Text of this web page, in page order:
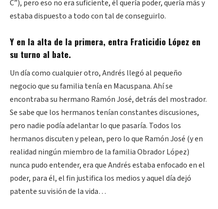
C”), pero eso no era suficiente, él quería poder, quería más y
estaba dispuesto a todo con tal de conseguirlo.
Y en la alta de la primera, entra Fraticidio López en
su turno al bate.
Un día como cualquier otro, Andrés llegó al pequeño
negocio que su familia tenía en Macuspana. Ahí se
encontraba su hermano Ramón José, detrás del mostrador.
Se sabe que los hermanos tenían constantes discusiones,
pero nadie podía adelantar lo que pasaría. Todos los
hermanos discuten y pelean, pero lo que Ramón José (y en
realidad ningún miembro de la familia Obrador López)
nunca pudo entender, era que Andrés estaba enfocado en el
poder, para él, el fin justifica los medios y aquel día dejó
patente su visión de la vida…